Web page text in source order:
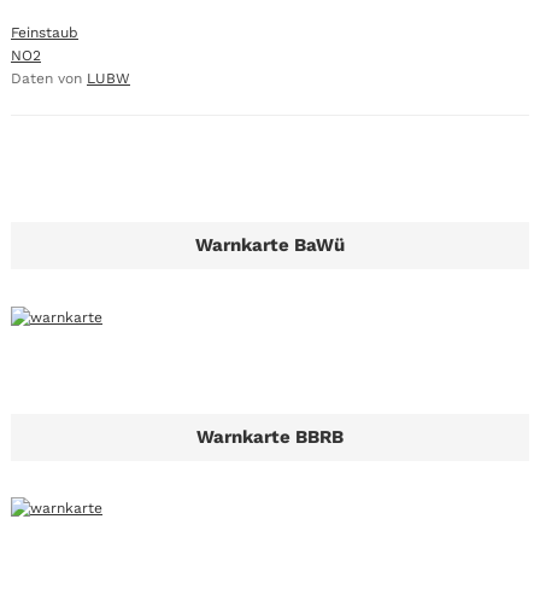
Feinstaub
NO2
Daten von LUBW
Warnkarte BaWü
Warnkarte BBRB